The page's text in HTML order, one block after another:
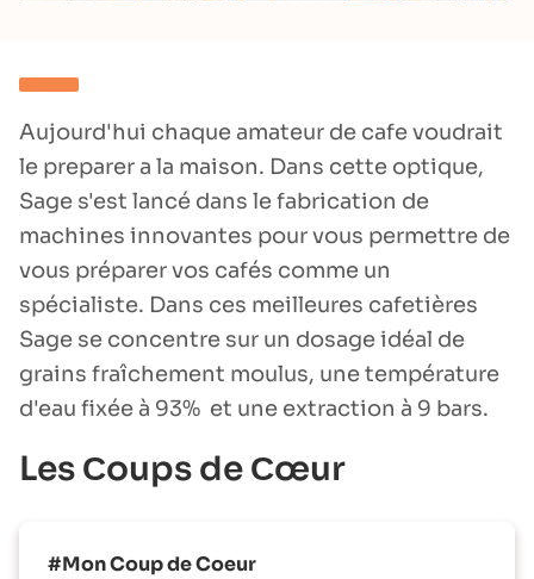
Aujourd'hui chaque amateur de cafe voudrait
le preparer a la maison. Dans cette optique,
Sage s'est lancé dans le fabrication de
machines innovantes pour vous permettre de
vous préparer vos cafés comme un
spécialiste. Dans ces meilleures cafetières
Sage se concentre sur un dosage idéal de
grains fraîchement moulus, une température
d'eau fixée à 93% et une extraction à 9 bars.
Les Сoups de Сœur
#Mon Coup de Coeur